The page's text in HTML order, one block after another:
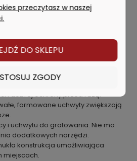
regulacji skali dla precyzyjnego
i większa wydajność.
kształcie litery V z profilem
chwyt, dokładniejsze
zębów 60 HRC.
i dobrej ochrony przed rdzą.
formowane uchwyty zwiększają
i uchwytu do gratowania. Nie ma
dodatkowych narzędzi.
konstrukcja umożliwiająca
miejscach.
przeczytasz w naszej
DO SKLEPU
ZGODY